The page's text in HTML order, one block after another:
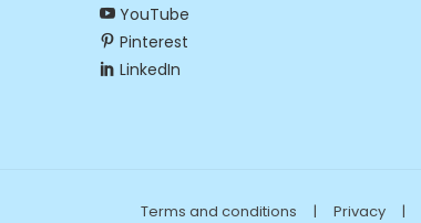
YouTube
Pinterest
LinkedIn
Terms and conditions | Privacy |